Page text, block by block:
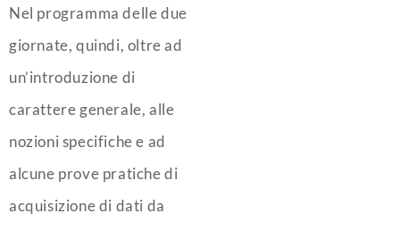
Nel programma delle due
giornate, quindi, oltre ad
un’introduzione di
carattere generale, alle
nozioni specifiche e ad
alcune prove pratiche di
acquisizione di dati da